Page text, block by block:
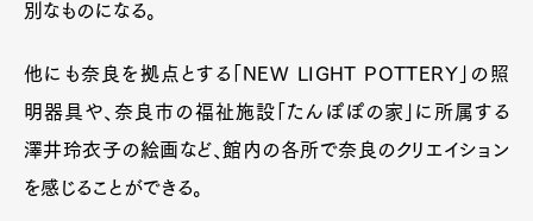
別なものになる。
他にも奈良を拠点とする「NEW LIGHT POTTERY」の照
明器具や、奈良市の福祉施設「たんぽぽの家」に所属する
澤井玲衣子の絵画など、館内の各所で奈良のクリエイション
を感じることができる。